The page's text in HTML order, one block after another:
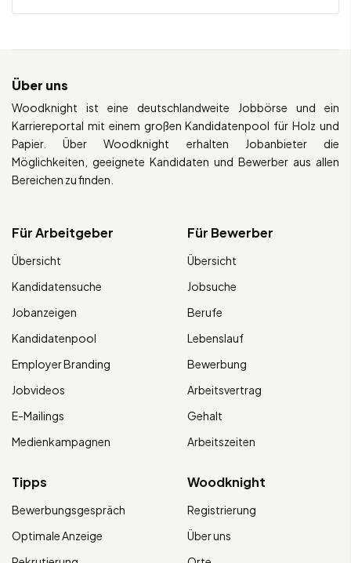
Über uns
Woodknight ist eine deutschlandweite Jobbörse und ein
Karriereportal mit einem großen Kandidatenpool für Holz und
Papier. Über Woodknight erhalten Jobanbieter die
Möglichkeiten, geeignete Kandidaten und Bewerber aus allen
Bereichen zu finden.
Für Arbeitgeber
Übersicht
Kandidatensuche
Jobanzeigen
Kandidatenpool
Employer Branding
Jobvideos
E-Mailings
Medienkampagnen
Für Bewerber
Übersicht
Jobsuche
Berufe
Lebenslauf
Bewerbung
Arbeitsvertrag
Gehalt
Arbeitszeiten
Tipps
Bewerbungsgespräch
Optimale Anzeige
Woodknight
Registrierung
Über uns